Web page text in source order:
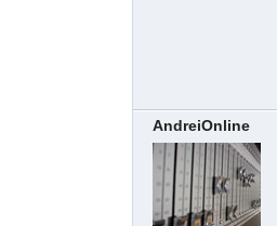
AndreiOnline